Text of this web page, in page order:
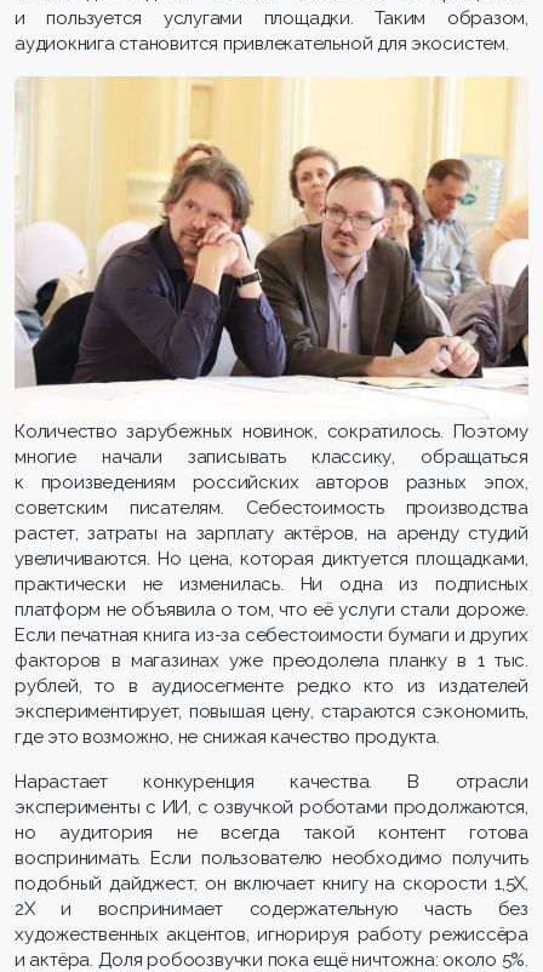
и пользуется услугами площадки. Таким образом,
аудиокнига становится привлекательной для экосистем.
Количество зарубежных новинок, сократилось. Поэтому
многие начали записывать классику, обращаться
к произведениям российских авторов разных эпох,
советским писателям. Себестоимость производства
растет, затраты на зарплату актёров, на аренду студий
увеличиваются. Но цена, которая диктуется площадками,
практически не изменилась. Ни одна из подписных
платформ не объявила о том, что её услуги стали дороже.
Если печатная книга из-за себестоимости бумаги и других
факторов в магазинах уже преодолела планку в 1 тыс.
рублей, то в аудиосегменте редко кто из издателей
экспериментирует, повышая цену, стараются сэкономить,
где это возможно, не снижая качество продукта.
Нарастает конкуренция качества. В отрасли
эксперименты с ИИ, с озвучкой роботами продолжаются,
но аудитория не всегда такой контент готова
воспринимать. Если пользователю необходимо получить
подобный дайджест, он включает книгу на скорости 1,5Х,
2Х и воспринимает содержательную часть без
художественных акцентов, игнорируя работу режиссёра
и актёра. Доля робоозвучки пока ещё ничтожна: около 5%.